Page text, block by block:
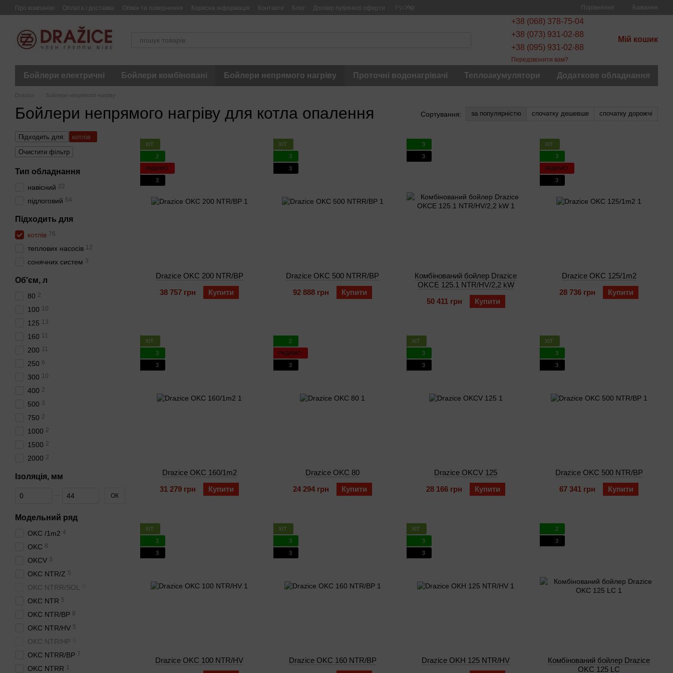
Перейти до основного контенту
Про компанію Оплата і доставка Обмін та повернення Корисна інформація Контакти Блог Договір публічної оферти Укр Порівняння Бажання
+38 (068) 378-75-04
+38 (073) 931-02-88
+38 (095) 931-02-88
Передзвонити вам?
Мій кошик
Бойлери електричні Бойлери комбіновані Бойлери непрямого нагріву Проточні водонагрівачі Теплоакумулятори Додаткове обладнання
Drazice Бойлери непрямого нагріву
Бойлери непрямого нагріву для котла опалення Сортування: за популярністю спочатку дешевше спочатку дорожчі
ХІТ
2
РАДИМО
3
Drazice OKC 200 NTR/BP
38 757 грн
Купити
ХІТ
3
3
Drazice OKC 500 NTRR/BP
92 888 грн
Купити
3
3
Комбінований бойлер Drazice
OKCE 125.1 NTR/HV/2,2 kW
50 411 грн
Купити
ХІТ
3
РАДИМО
3
Drazice OKC 125/1m2
28 736 грн
Купити
ХІТ
3
3
Drazice OKC 160/1m2
31 279 грн
Купити
2
РАДИМО
3
Drazice OKC 80
24 294 грн
Купити
ХІТ
3
3
Drazice OKCV 125
28 166 грн
Купити
ХІТ
3
3
Drazice OKC 500 NTR/BP
67 341 грн
Купити
ХІТ
3
3
Drazice OKC 100 NTR/HV
ХІТ
3
3
Drazice OKC 160 NTR/BP
ХІТ
3
3
Drazice OKH 125 NTR/HV
2
3
Комбінований бойлер Drazice
OKC 125 LC
Підходить для:
котлів
Очистити фільтр
Тип обладнання
навісний 22
підлоговий 54
Підходить для
котлів 76
теплових насосів 12
сонячних систем 3
Об'єм, л
80 2
100 10
125 13
160 11
200 11
250 6
300 10
400 2
500 3
750 2
1000 2
1500 2
2000 2
Ізоляція, мм
Від Ізоляція, мм
До Ізоляція, мм ОК
Модельний ряд
OKC /1m2 4
OKC 8
OKCV 3
OKC NTR/Z 5
OKC NTRR/SOL
OKC NTR 5
OKC NTR/BP 8
OKC NTR/HV 5
OKC NTR/HP
OKC NTRR/BP 7
OKC NTRR 1